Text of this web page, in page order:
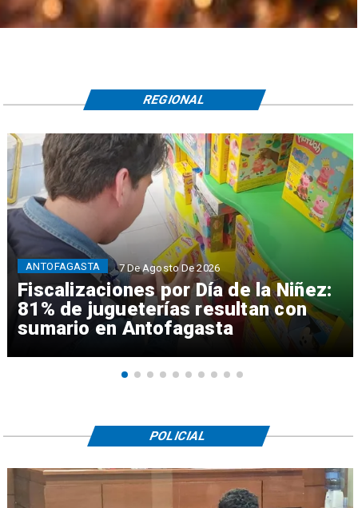
Fiscalizaciones por Día de la Niñez:
81% de jugueterías resultan con
sumario en Antofagasta
ANTOFAGASTA 7 De Agosto De 2026
REGIONAL
POLICIAL